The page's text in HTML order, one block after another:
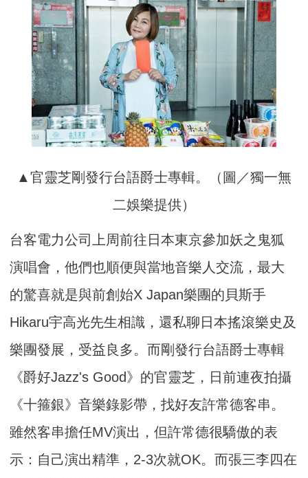
▲官靈芝剛發行台語爵士專輯。（圖／獨一無
二娛樂提供）
台客電力公司上周前往日本東京參加妖之鬼狐
演唱會，他們也順便與當地音樂人交流，最大
的驚喜就是與前創始X Japan樂團的貝斯手
Hikaru宇高光先生相識，還私聊日本搖滾樂史及
樂團發展，受益良多。而剛發行台語爵士專輯
《爵好Jazz's Good》的官靈芝，日前連夜拍攝
《十箍銀》音樂錄影帶，找好友許常德客串。
雖然客串擔任MV演出，但許常德很驕傲的表
示：自己演出精準，2-3次就OK。而張三李四在